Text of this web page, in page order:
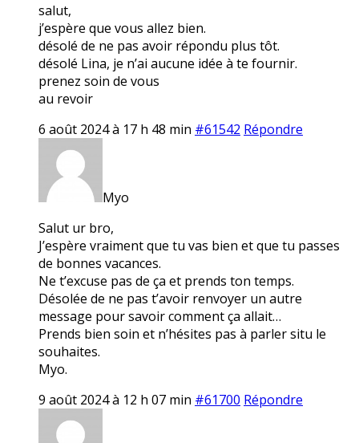
salut,
j’espère que vous allez bien.
désolé de ne pas avoir répondu plus tôt.
désolé Lina, je n’ai aucune idée à te fournir.
prenez soin de vous
au revoir
6 août 2024 à 17 h 48 min #61542 Répondre
Myo
Salut ur bro,
J’espère vraiment que tu vas bien et que tu passes
de bonnes vacances.
Ne t’excuse pas de ça et prends ton temps.
Désolée de ne pas t’avoir renvoyer un autre
message pour savoir comment ça allait…
Prends bien soin et n’hésites pas à parler situ le
souhaites.
Myo.
9 août 2024 à 12 h 07 min #61700 Répondre